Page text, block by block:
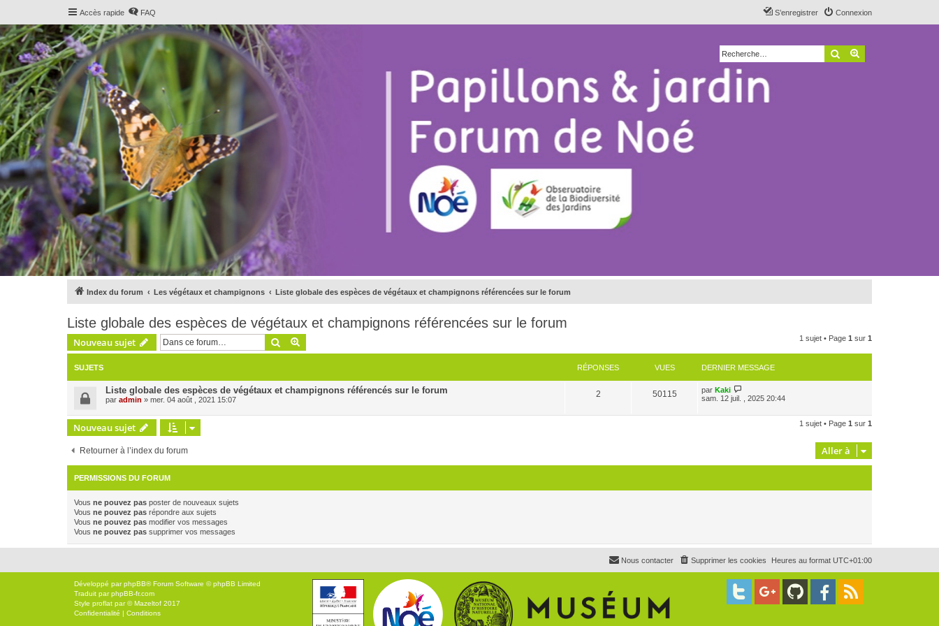
Accès rapide FAQ Connexion
S’enregistrer
Rechercher
Index du forum Les végétaux et champignons Liste globale des espèces de végétaux et champignons référencées sur le forum
Liste globale des espèces de végétaux et champignons référencées sur le forum
Nouveau sujet Rechercher 1 sujet • Page 1 sur 1
SUJETS RÉPONSES VUES DERNIER MESSAGE
Liste globale des espèces de végétaux et champignons référencés sur le forum
par admin » mer. 04 août , 2021 15:07
2 50115 par Kaki
sam. 12 juil. , 2025 20:44
Nouveau sujet 1 sujet • Page 1 sur 1
Retourner à l’index du forum Aller à
PERMISSIONS DU FORUM
Vous ne pouvez pas poster de nouveaux sujets
Vous ne pouvez pas répondre aux sujets
Vous ne pouvez pas modifier vos messages
Vous ne pouvez pas supprimer vos messages
Heures au format UTC+01:00
Supprimer les cookies
Nous contacter
Développé parphpBB® Forum Software © phpBB Limited
Traduit parphpBB-fr.com
Style proflat par ©Mazeltof 2017
Confidentialité | Conditions